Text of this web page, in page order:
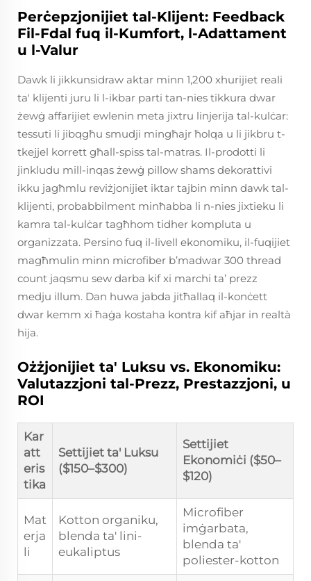
Perċepzjonijiet tal-Klijent: Feedback
Fil-Fdal fuq il-Kumfort, l-Adattament
u l-Valur
Dawk li jikkunsidraw aktar minn 1,200 xhurijiet reali
ta' klijenti juru li l-ikbar parti tan-nies tikkura dwar
żewġ affarijiet ewlenin meta jixtru linjerija tal-kulċar:
tessuti li jibqgħu smudji mingħajr ħolqa u li jikbru t-
tkejjel korrett għall-spiss tal-matras. Il-prodotti li
jinkludu mill-inqas żewġ pillow shams dekorattivi
ikku jagħmlu reviżjonijiet iktar tajbin minn dawk tal-
klijenti, probabbilment minħabba li n-nies jixtieku li
kamra tal-kulċar tagħhom tidher kompluta u
organizzata. Persino fuq il-livell ekonomiku, il-fuqijiet
magħmulin minn microfiber b’madwar 300 thread
count jaqsmu sew darba kif xi marchi ta’ prezz
medju illum. Dan huwa jabda jitħallaq il-konċett
dwar kemm xi ħaġa kostaha kontra kif aħjar in realtà
hija.
Ożżjonijiet ta' Luksu vs. Ekonomiku:
Valutazzjoni tal-Prezz, Prestazzjoni, u
ROI
Kar
att
eris
tika
Settijiet ta' Luksu
($150–$300)
Settijiet
Ekonomiċi ($50–
$120)
Mat
erja
li
Kotton organiku,
blenda ta' lini-
eukaliptus
Microfiber
imġarbata,
blenda ta'
poliester-kotton